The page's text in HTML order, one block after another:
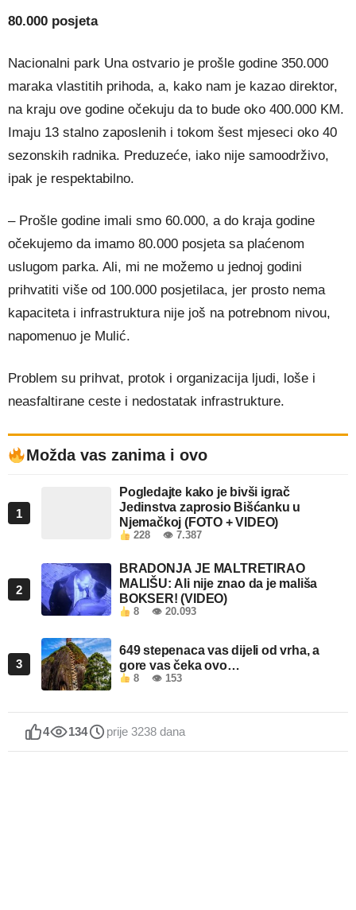
80.000 posjeta
Nacionalni park Una ostvario je prošle godine 350.000
maraka vlastitih prihoda, a, kako nam je kazao direktor,
na kraju ove godine očekuju da to bude oko 400.000 KM.
Imaju 13 stalno zaposlenih i tokom šest mjeseci oko 40
sezonskih radnika. Preduzeće, iako nije samoodrživo,
ipak je respektabilno.
– Prošle godine imali smo 60.000, a do kraja godine
očekujemo da imamo 80.000 posjeta sa plaćenom
uslugom parka. Ali, mi ne možemo u jednoj godini
prihvatiti više od 100.000 posjetilaca, jer prosto nema
kapaciteta i infrastruktura nije još na potrebnom nivou,
napomenuo je Mulić.
Problem su prihvat, protok i organizacija ljudi, loše i
neasfaltirane ceste i nedostatak infrastrukture.
Možda vas zanima i ovo
1
Pogledajte kako je bivši igrač
Jedinstva zaprosio Bišćanku u
Njemačkoj (FOTO + VIDEO)
228 👁 7.387
2
BRADONJA JE MALTRETIRAO
MALIŠU: Ali nije znao da je mališa
BOKSER! (VIDEO)
8 👁 20.093
3
649 stepenaca vas dijeli od vrha, a
gore vas čeka ovo…
8 👁 153
4 134 prije 3238 dana